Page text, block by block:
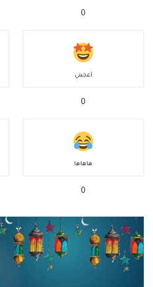
0
أعجبني
0
هاهاها
0